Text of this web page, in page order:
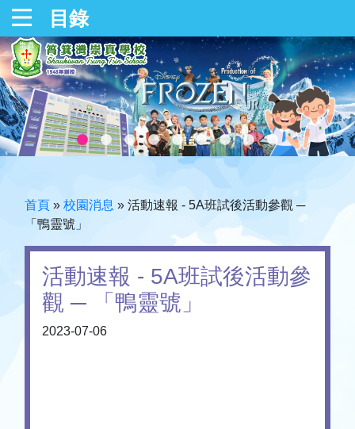
目錄
首頁 » 校園消息 » 活動速報 - 5A班試後活動參觀 ─
「鴨靈號」
活動速報 - 5A班試後活動參
觀 ─ 「鴨靈號」
2023-07-06